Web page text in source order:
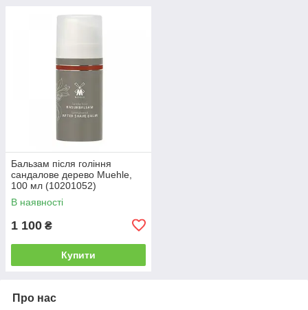
Бальзам після гоління
сандалове дерево Muehle,
100 мл (10201052)
В наявності
1 100 ₴
Купити
Про нас